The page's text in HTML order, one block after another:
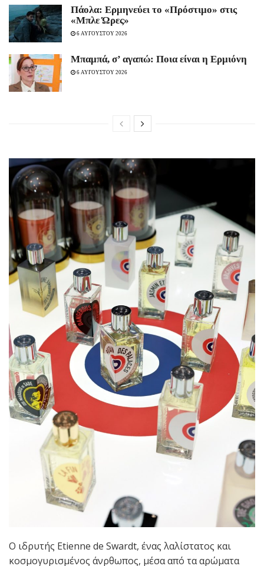
Πάολα: Ερμηνεύει το «Πρόστιμο» στις
«Μπλε Ώρες»
6 ΑΥΓΟΥΣΤΟΥ 2026
Μπαμπά, σ’ αγαπώ: Ποια είναι η Ερμιόνη
6 ΑΥΓΟΥΣΤΟΥ 2026
O ιδρυτής Etienne de Swardt, ένας λαλίστατος και
κοσμογυρισμένος άνρθωπος, μέσα από τα αρώματα